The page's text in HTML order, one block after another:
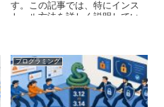
す。この記事では、特にインス
トール方法を詳しく説明してい
プログラミング